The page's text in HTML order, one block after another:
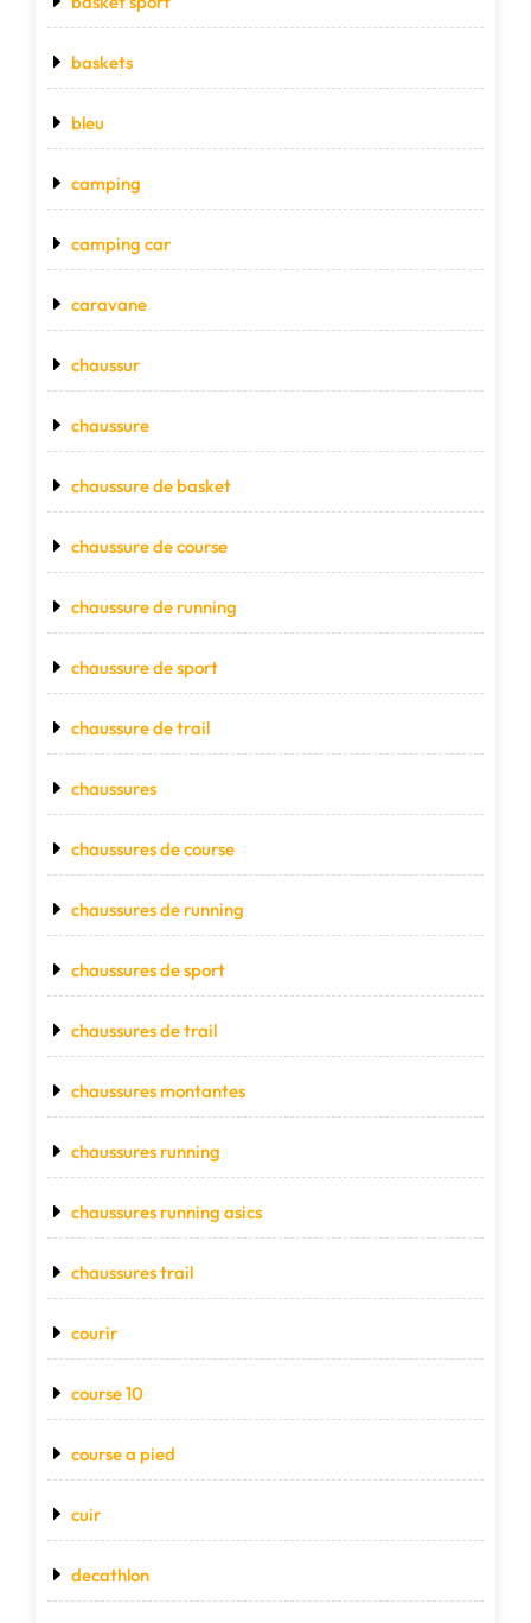
baskets
bleu
camping
camping car
caravane
chaussur
chaussure
chaussure de basket
chaussure de course
chaussure de running
chaussure de sport
chaussure de trail
chaussures
chaussures de course
chaussures de running
chaussures de sport
chaussures de trail
chaussures montantes
chaussures running
chaussures running asics
chaussures trail
courir
course 10
course a pied
cuir
decathlon